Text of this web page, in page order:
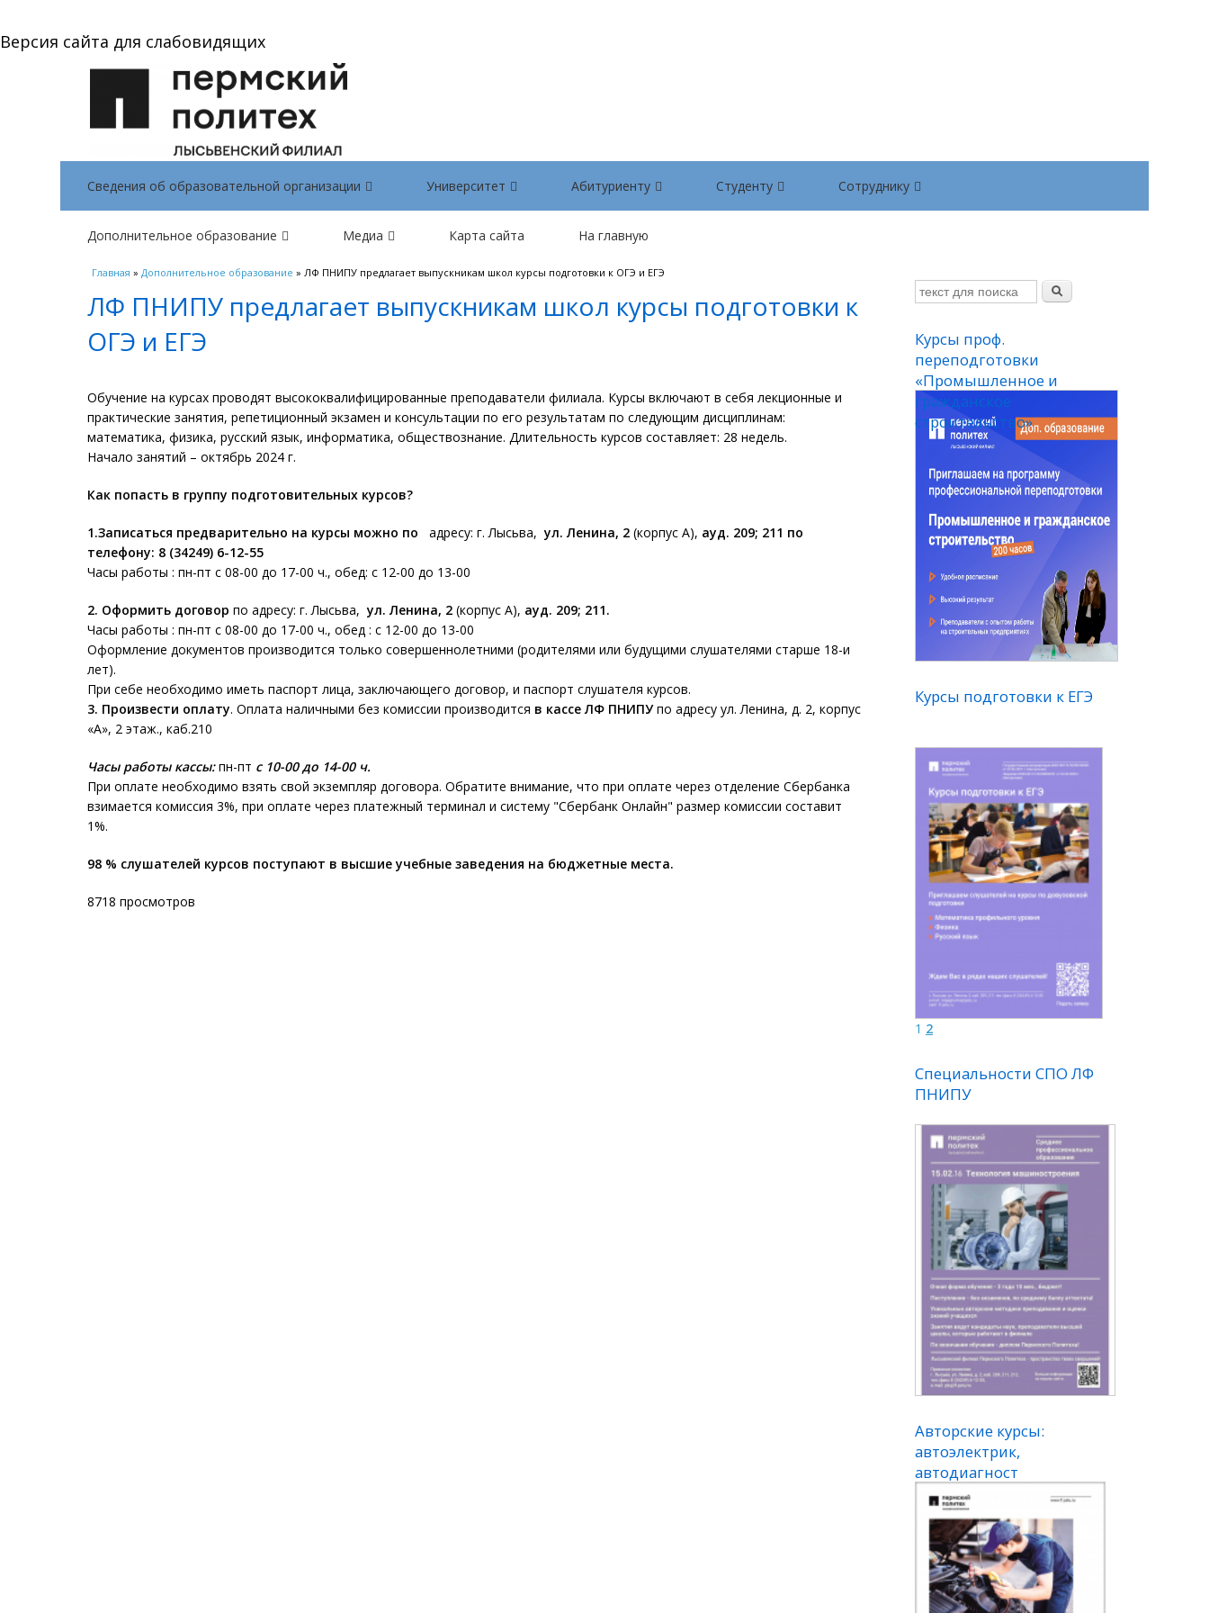
Версия сайта для слабовидящих
Сведения об образовательной организации Университет Абитуриенту Студенту Сотруднику
Дополнительное образование Медиа Карта сайта На главную
Вы здесь
Главная » Дополнительное образование » ЛФ ПНИПУ предлагает выпускникам школ курсы подготовки к ОГЭ и ЕГЭ
ЛФ ПНИПУ предлагает выпускникам школ курсы подготовки к
ОГЭ и ЕГЭ
Обучение на курсах проводят высококвалифицированные преподаватели филиала. Курсы включают в себя лекционные и
практические занятия, репетиционный экзамен и консультации по его результатам по следующим дисциплинам:
математика, физика, русский язык, информатика, обществознание. Длительность курсов составляет: 28 недель.
Начало занятий – октябрь 2024 г.
Как попасть в группу подготовительных курсов?
1.Записаться предварительно на курсы можно по адресу: г. Лысьва, ул. Ленина, 2 (корпус А), ауд. 209; 211 по
телефону: 8 (34249) 6-12-55
Часы работы : пн-пт с 08-00 до 17-00 ч., обед: с 12-00 до 13-00
2. Оформить договор по адресу: г. Лысьва, ул. Ленина, 2 (корпус А), ауд. 209; 211.
Часы работы : пн-пт с 08-00 до 17-00 ч., обед : с 12-00 до 13-00
Оформление документов производится только совершеннолетними (родителями или будущими слушателями старше 18-и
лет).
При себе необходимо иметь паспорт лица, заключающего договор, и паспорт слушателя курсов.
3. Произвести оплату. Оплата наличными без комиссии производится в кассе ЛФ ПНИПУпо адресу ул. Ленина, д. 2, корпус
«А», 2 этаж., каб.210
Часы работы кассы:пн-пт с 10-00 до 14-00 ч.
При оплате необходимо взять свой экземпляр договора. Обратите внимание, что при оплате через отделение Сбербанка
взимается комиссия 3%, при оплате через платежный терминал и систему "Сбербанк Онлайн" размер комиссии составит
1%.
98 % слушателей курсов поступают в высшие учебные заведения на бюджетные места.
8718 просмотров
Курсы проф.
переподготовки
«Промышленное и
гражданское
строительство»
Курсы подготовки к ЕГЭ
1 2
Специальности СПО ЛФ
ПНИПУ
Авторские курсы:
автоэлектрик,
автодиагност